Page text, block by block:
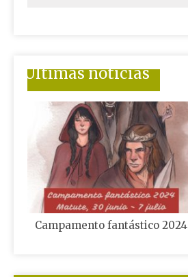
Últimas noticias
Campamento fantástico 2024